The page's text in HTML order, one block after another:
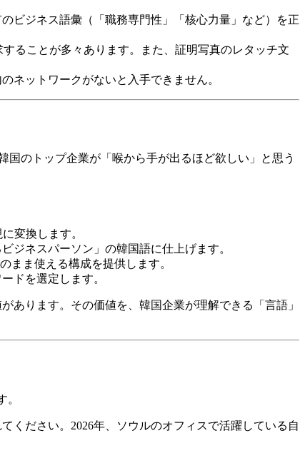
ビジネス語彙（「職務専門性」「核心力量」など）を正
ることが多々あります。また、証明写真のレタッチ文
ネットワークがないと入手できません。
のトップ企業が「喉から手が出るほど欲しい」と思う
変換します。
ジネスパーソン」の韓国語に仕上げます。
まま使える構成を提供します。
ドを選定します。
あります。その価値を、韓国企業が理解できる「言語」
ください。2026年、ソウルのオフィスで活躍している自